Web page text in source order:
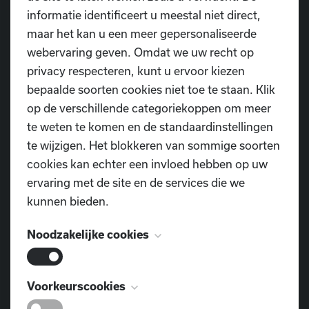
🎟️ Tickets & tijdsloten via onze website:
👉 dansschooldiop.be/inschrijven
⚓ Zet je schrap voor een avond vol griezelplezier,
spanning en piratenmagie…
We zien je daar, als je durft aan boord te stappen!
Inschrijven
informatie identificeert u meestal niet direct,
maar het kan u een meer gepersonaliseerde
webervaring geven. Omdat we uw recht op
privacy respecteren, kunt u ervoor kiezen
bepaalde soorten cookies niet toe te staan. Klik
op de verschillende categoriekoppen om meer
te weten te komen en de standaardinstellingen
te wijzigen. Het blokkeren van sommige soorten
cookies kan echter een invloed hebben op uw
ervaring met de site en de services die we
kunnen bieden.
Noodzakelijke cookies
Deze cookies zijn noodzakelijk voor het
functioneren van de website en kunnen niet
Voorkeurscookies